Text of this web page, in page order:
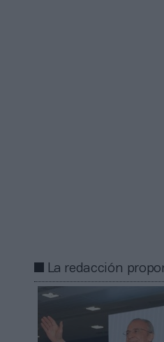
La redacción